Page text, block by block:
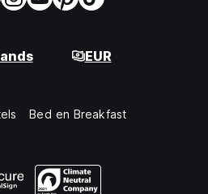
EUR
Bed en Breakfast